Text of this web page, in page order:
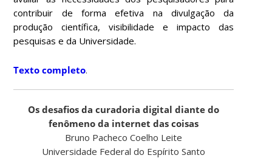
contribuir de forma efetiva na divulgação da
produção científica, visibilidade e impacto das
pesquisas e da Universidade.
Texto completo.
Os desafios da curadoria digital diante do
fenômeno da internet das coisas
Bruno Pacheco Coelho Leite
Universidade Federal do Espírito Santo